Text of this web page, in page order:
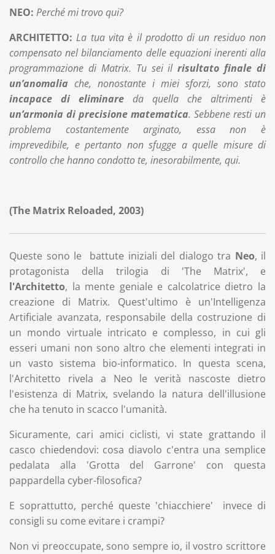
NEO: Perché mi trovo qui?
ARCHITETTO: La tua vita è il prodotto di un residuo non
compensato nel bilanciamento delle equazioni inerenti alla
programmazione di Matrix. Tu sei ilrisultato finale di
un’anomalia che, nonostante i miei sforzi, sono stato
incapace di eliminare da quella che altrimenti è
un’armonia di precisione matematica. Sebbene resti un
problema costantemente arginato, essa non è
imprevedibile, e pertanto non sfugge a quelle misure di
controllo che hanno condotto te, inesorabilmente, qui.
(The Matrix Reloaded, 2003)
Queste sono le battute iniziali del dialogo tra Neo, il
protagonista della trilogia di 'The Matrix', e
l'Architetto, la mente geniale e calcolatrice dietro la
creazione di Matrix. Quest'ultimo è un'Intelligenza
Artificiale avanzata, responsabile della costruzione di
un mondo virtuale intricato e complesso, in cui gli
esseri umani non sono altro che elementi integrati in
un vasto sistema bio-informatico. In questa scena,
l'Architetto rivela a Neo le verità nascoste dietro
l'esistenza di Matrix, svelando la natura dell'illusione
che ha tenuto in scacco l'umanità.
Sicuramente, cari amici ciclisti, vi state grattando il
casco chiedendovi: cosa diavolo c'entra una semplice
pedalata alla 'Grotta del Garrone' con questa
pappardella cyber-filosofica?
E soprattutto, perché queste 'chiacchiere' invece di
consigli su come evitare i crampi?
Non vi preoccupate, sono sempre io, il vostro scrittore